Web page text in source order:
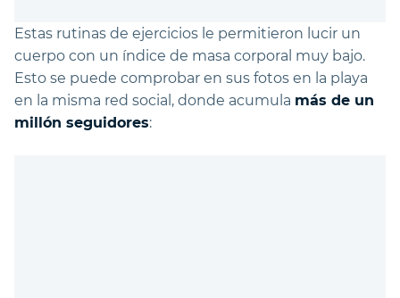
Estas rutinas de ejercicios le permitieron lucir un
cuerpo con un índice de masa corporal muy bajo.
Esto se puede comprobar en sus fotos en la playa
en la misma red social, donde acumula más de un
millón seguidores: